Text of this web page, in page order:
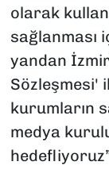
olarak
sağlanması
yandan
Sözleşmesi'
kurumların
medya